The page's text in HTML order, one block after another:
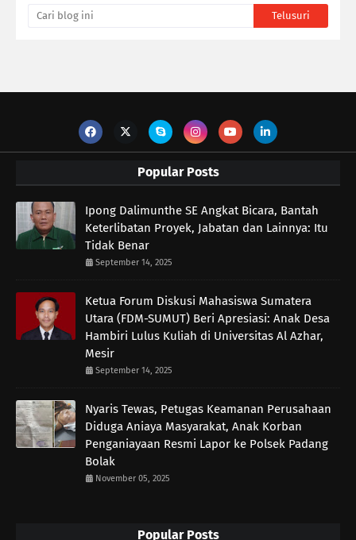
Popular Posts
Ipong Dalimunthe SE Angkat Bicara, Bantah
Keterlibatan Proyek, Jabatan dan Lainnya: Itu
Tidak Benar
September 14, 2025
Ketua Forum Diskusi Mahasiswa Sumatera
Utara (FDM-SUMUT) Beri Apresiasi: Anak Desa
Hambiri Lulus Kuliah di Universitas Al Azhar,
Mesir
September 14, 2025
Nyaris Tewas, Petugas Keamanan Perusahaan
Diduga Aniaya Masyarakat, Anak Korban
Penganiayaan Resmi Lapor ke Polsek Padang
Bolak
November 05, 2025
Popular Posts